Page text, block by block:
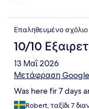
Επαληθευμένο σχόλιο
10/10
13 Μαΐ 2026
Μετάφραση Google
Was here fir 7 days
Robert, ταξίδι 7